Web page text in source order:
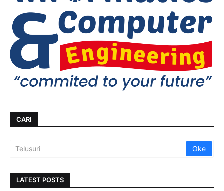
CARI
LATEST POSTS